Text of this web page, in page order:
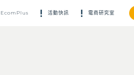
EcomPlus 活動快訊 電商研究室